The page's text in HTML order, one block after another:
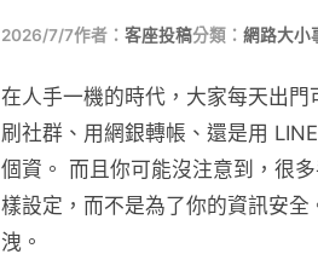
2026/7/7作者： 客座投稿分類： 網路大小
在人手一機的時代，大家每天出
刷社群、用網銀轉帳、還是用
個資。 而且你可能沒注意到，很
樣設定，而不是為了你的資訊安
洩。